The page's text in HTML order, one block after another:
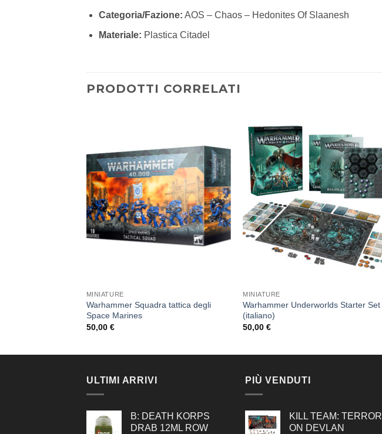
Categoria/Fazione: AOS – Chaos – Hedonites Of Slaanesh
Materiale: Plastica Citadel
PRODOTTI CORRELATI
alla lista
dei
desideri
MINIATURE
Warhammer Squadra tattica degli
Space Marines
50,00 €
Aggiungi
alla lista
dei
desideri
MINIATURE
Warhammer Underworlds Starter Set
(italiano)
50,00€
ULTIMI ARRIVI
B: DEATH KORPS
DRAB 12ML ROW
PIÙ VENDUTI
KILL TEAM: TERROR
ON DEVLAN